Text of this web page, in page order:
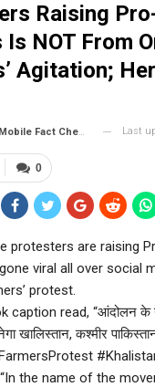
Raising
Is NOT From
Agitation;
Fact Check Bureau Last
0
protesters are raising
viral all over social
protest.
caption read, “आंदोलन के
खालिस्तान, कश्मीर
the name of the